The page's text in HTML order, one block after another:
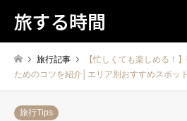
旅する時間
旅行記事
【忙しくても楽しめる！
ためのコツを紹介│エリア別おすすめスポッ
旅行Tips